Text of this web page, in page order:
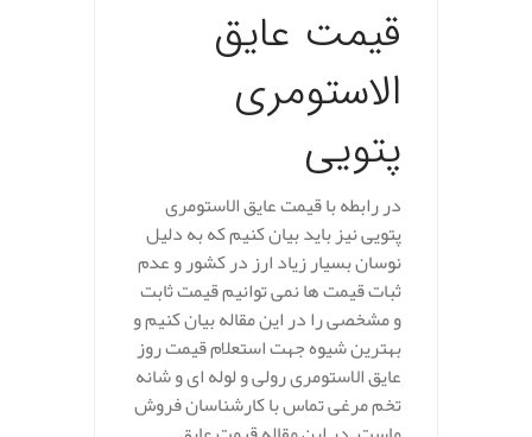
قیمت عایق
الاستومری
پتویی
در رابطه با قیمت عایق الاستومری
پتویی نیز باید بیان کنیم که به دلیل
نوسان بسیار زیاد ارز در کشور و عدم
ثبات قیمت ها نمی توانیم قیمت ثابت
و مشخصی را در این مقاله بیان کنیم و
بهترین شیوه جهت استعلام قیمت روز
عایق الاستومری رولی و لوله ای و شانه
تخم مرغی تماس با کارشناسان فروش